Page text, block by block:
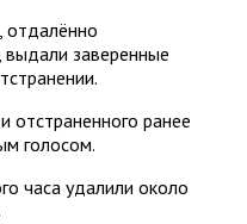
отдалённо
заверенные
отстраненного ранее
голосом.
часа удалили около